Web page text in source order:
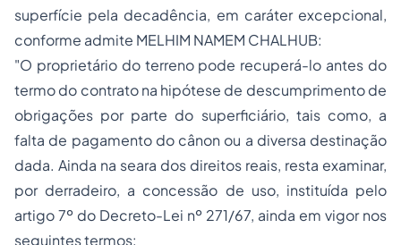
superfície pela decadência, em caráter excepcional,
conforme admite MELHIM NAMEM CHALHUB:
"O proprietário do terreno pode recuperá-lo antes do
termo do contrato na hipótese de descumprimento de
obrigações por parte do superficiário, tais como, a
falta de pagamento do cânon ou a diversa destinação
dada. Ainda na seara dos direitos reais, resta examinar,
por derradeiro, a concessão de uso, instituída pelo
artigo 7º do Decreto-Lei nº 271/67, ainda em vigor nos
seguintes termos: